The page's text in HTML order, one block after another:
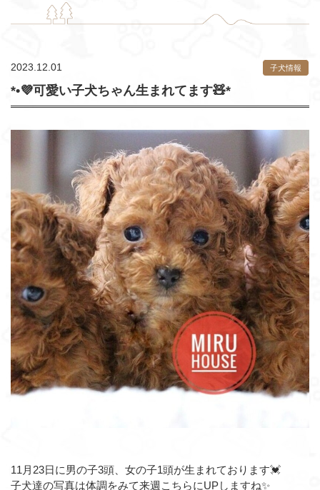
2023.12.01 子犬情報
*•💜可愛い子犬ちゃん生まれてます🧸*
11月23日に男の子3頭、女の子1頭が生まれております💓⁡
子犬達の写真は体調をみて来週こちらにUPしますね✨⁡